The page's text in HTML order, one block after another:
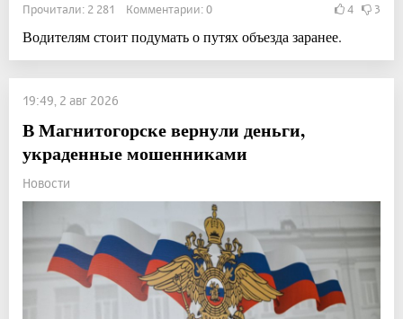
Прочитали: 2 281 Комментарии: 0 4 3
Водителям стоит подумать о путях объезда заранее.
19:49, 2 авг 2026
В Магнитогорске вернули деньги,
украденные мошенниками
Новости